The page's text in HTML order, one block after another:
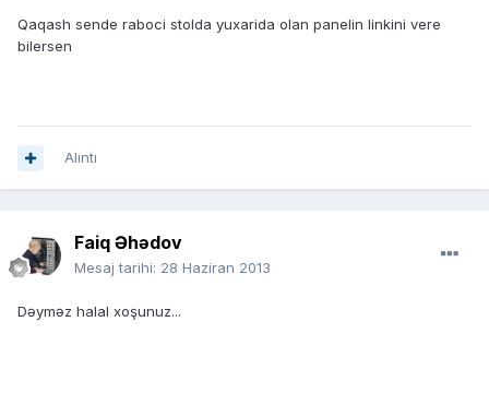
Qaqash sende raboci stolda yuxarida olan panelin linkini vere
bilersen
Alıntı
Faiq Əhədov
Mesaj tarihi: 28 Haziran 2013
Dəyməz halal xoşunuz...